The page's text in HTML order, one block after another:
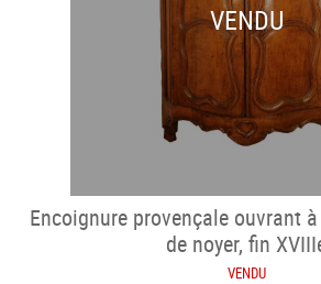
VENDU
Encoignure provençale ouvrant
de noyer, fin
VENDU